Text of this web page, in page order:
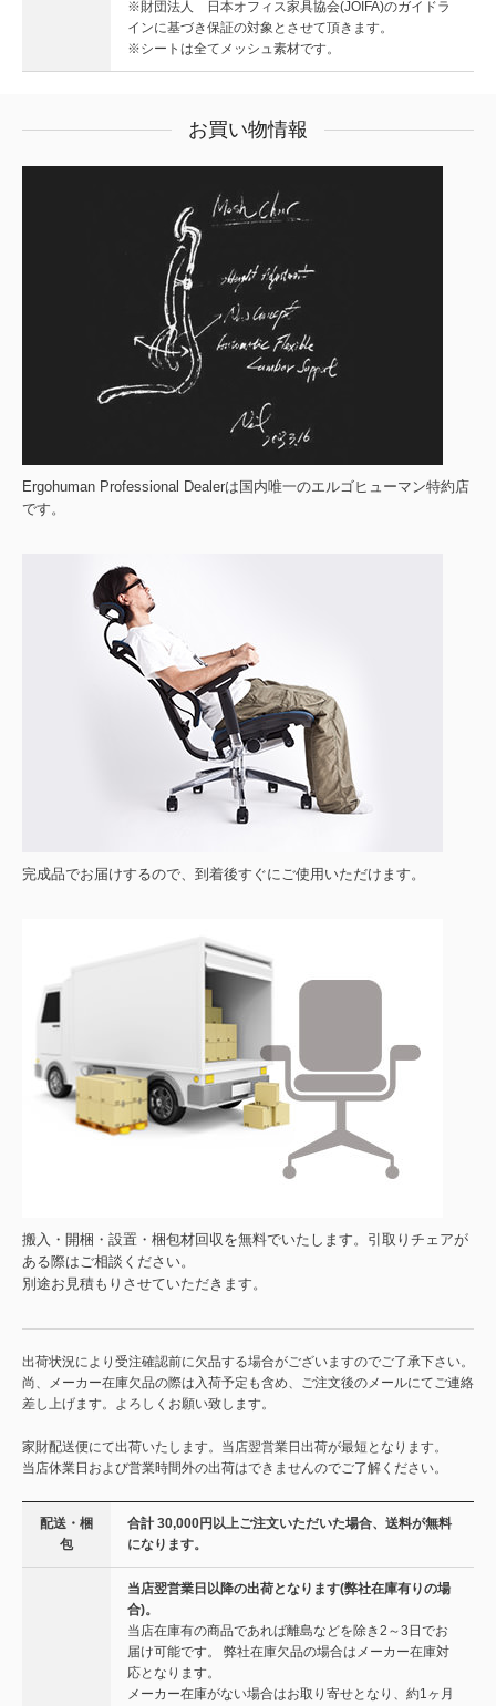
※財団法人 日本オフィス家具協会(JOIFA)のガイドラ
インに基づき保証の対象とさせて頂きます。
※シートは全てメッシュ素材です。
お買い物情報
Ergohuman Professional Dealerは国内唯一のエルゴヒューマン特約店
です。
完成品でお届けするので、到着後すぐにご使用いただけます。
搬入・開梱・設置・梱包材回収を無料でいたします。引取りチェアが
ある際はご相談ください。
別途お見積もりさせていただきます。
出荷状況により受注確認前に欠品する場合がございますのでご了承下さい。
尚、メーカー在庫欠品の際は入荷予定も含め、ご注文後のメールにてご連絡
差し上げます。よろしくお願い致します。
家財配送便にて出荷いたします。当店翌営業日出荷が最短となります。
当店休業日および営業時間外の出荷はできませんのでご了解ください。
配送・梱
包
合計 30,000円以上ご注文いただいた場合、送料が無料
になります。
当店翌営業日以降の出荷となります(弊社在庫有りの場
合)。
当店在庫有の商品であれば離島などを除き2～3日でお
届け可能です。 弊社在庫欠品の場合はメーカー在庫対
応となります。
メーカー在庫がない場合はお取り寄せとなり、約1ヶ月